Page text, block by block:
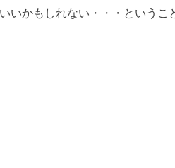
かもしれない・・・というこ